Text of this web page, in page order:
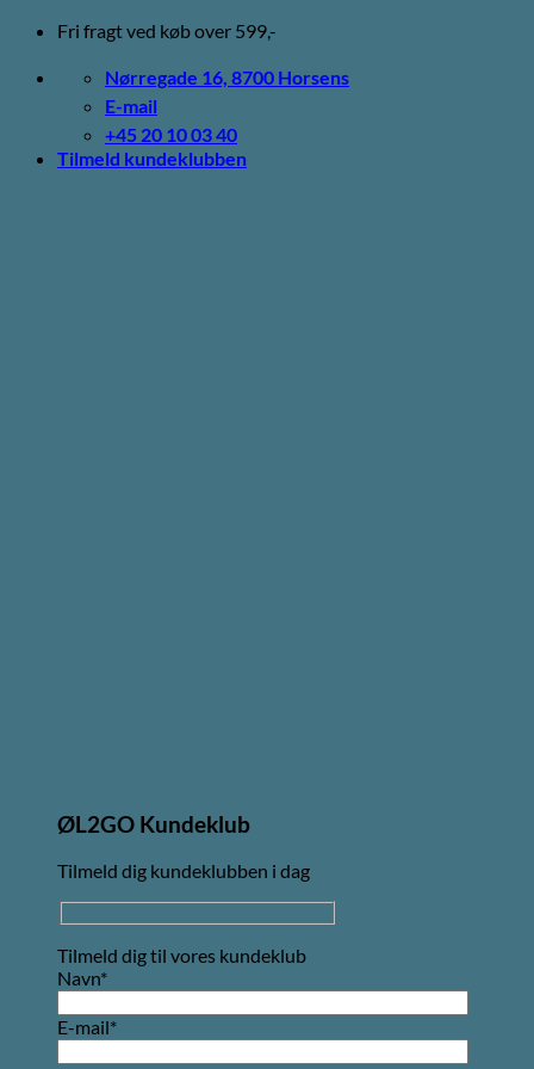
Fortsæt
indhold
Fri fragt ved køb over 599,-
Nørregade 16, 8700 Horsens
E-mail
+45 20 10 03 40
Tilmeld kundeklubben
ØL2GO Kundeklub
Tilmeld dig kundeklubben i dag
Tilmeld dig til vores kundeklub
Navn*
E-mail*